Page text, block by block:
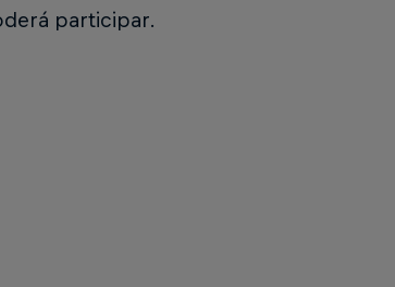
participar.